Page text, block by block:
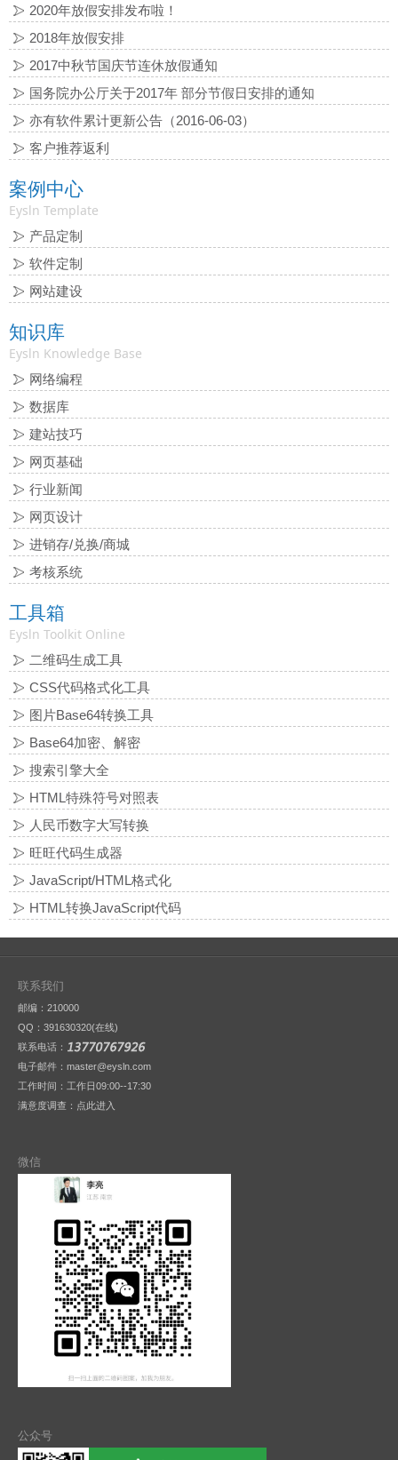
2020年放假安排发布啦！
2018年放假安排
2017中秋节国庆节连休放假通知
国务院办公厅关于2017年 部分节假日安排的通知
亦有软件累计更新公告（2016-06-03）
客户推荐返利
案例中心
Eysln Template
产品定制
软件定制
网站建设
知识库
Eysln Knowledge Base
网络编程
数据库
建站技巧
网页基础
行业新闻
网页设计
进销存/兑换/商城
考核系统
工具箱
Eysln Toolkit Online
二维码生成工具
CSS代码格式化工具
图片Base64转换工具
Base64加密、解密
搜索引擎大全
HTML特殊符号对照表
人民币数字大写转换
旺旺代码生成器
JavaScript/HTML格式化
HTML转换JavaScript代码
联系我们
邮编：210000
QQ： 391630320(在线)
联系电话：
电子邮件：master@eysln.com
工作时间：工作日09:00--17:30
满意度调查： 点此进入
微信
公众号